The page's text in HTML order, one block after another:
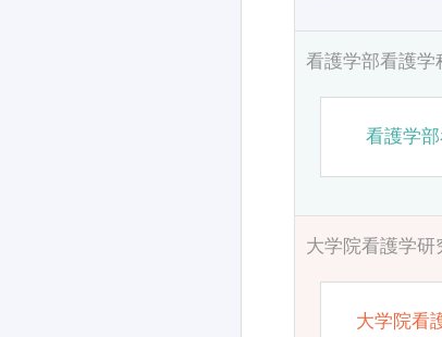
看護学部看護学
看護学
大学院看護学研
大学院看